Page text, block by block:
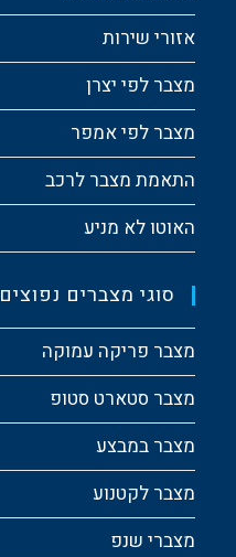
אזורי שירות
מצבר לפי יצרן
מצבר לפי אמפר
התאמת מצבר לרכב
האוטו לא מניע
סוגי מצברים נפוצים
מצבר פריקה עמוקה
מצבר סטארט סטופ
מצבר במבצע
מצבר לקטנוע
מצברי שנפ